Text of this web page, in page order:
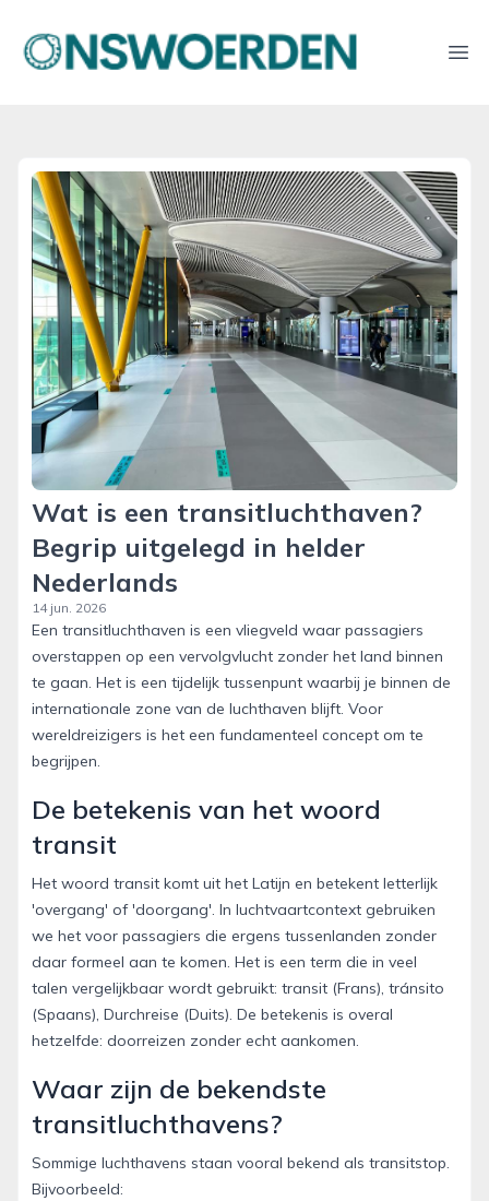
onswoerden.nl
Wat is een transitluchthaven?
Begrip uitgelegd in helder
Nederlands
14 jun. 2026
Een transitluchthaven is een vliegveld waar passagiers
overstappen op een vervolgvlucht zonder het land binnen
te gaan. Het is een tijdelijk tussenpunt waarbij je binnen de
internationale zone van de luchthaven blijft. Voor
wereldreizigers is het een fundamenteel concept om te
begrijpen.
De betekenis van het woord
transit
Het woord transit komt uit het Latijn en betekent letterlijk
'overgang' of 'doorgang'. In luchtvaartcontext gebruiken
we het voor passagiers die ergens tussenlanden zonder
daar formeel aan te komen. Het is een term die in veel
talen vergelijkbaar wordt gebruikt: transit (Frans), tránsito
(Spaans), Durchreise (Duits). De betekenis is overal
hetzelfde: doorreizen zonder echt aankomen.
Waar zijn de bekendste
transitluchthavens?
Sommige luchthavens staan vooral bekend als transitstop.
Bijvoorbeeld: